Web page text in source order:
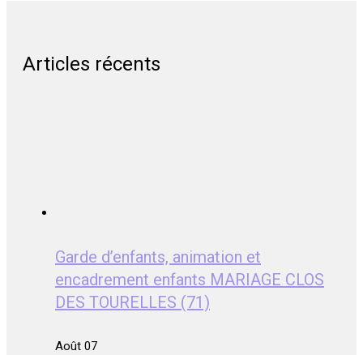
Articles récents
Garde d’enfants, animation et
encadrement enfants MARIAGE CLOS
DES TOURELLES (71)
Août 07